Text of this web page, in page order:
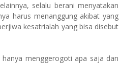
selalu berani menyatakan
harus menanggung aki­bat yang
kesatrialah yang bisa disebut
menggerogoti apa saja dan